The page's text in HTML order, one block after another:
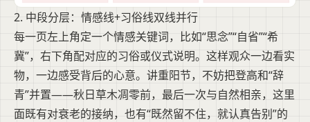
2. 中段分层：情感线+习俗线双线并行
每一页左上角定一个情感关键词，比如“思念”“自省”“希
冀”，右下角配对应的习俗或仪式说明。这样观众一边看实
物，一边感受背后的心意。讲重阳节，不妨把登高和“辞
青”并置——秋日草木凋零前，最后一次与自然相亲，这里
面既有对衰老的接纳，也有“既然留不住，就认真告别”的